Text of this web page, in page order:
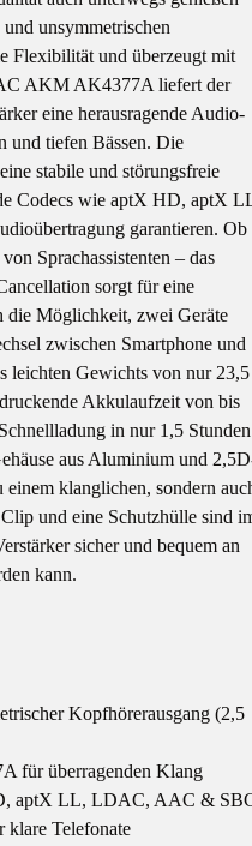
unsymmetrischen
Flexibilität und überzeugt mit
AKM AK4377A liefert der
eine herausragende Audio-
und tiefen Bässen. Die
stabile und störungsfreie
Codecs wie aptX HD, aptX
garantieren. Ob
Sprachassistenten – das
sorgt für eine
die Möglichkeit, zwei Geräte
zwischen Smartphone und
leichten Gewichts von nur 23,5
Akkulaufzeit von bis
in nur 1,5 Stunden
aus Aluminium und
klanglichen, sondern
und eine Schutzhülle sind
sicher und bequem an
kann.
Kopfhörerausgang (2,5
für überragenden Klang
aptX LL, LDAC, AAC &
klare Telefonate